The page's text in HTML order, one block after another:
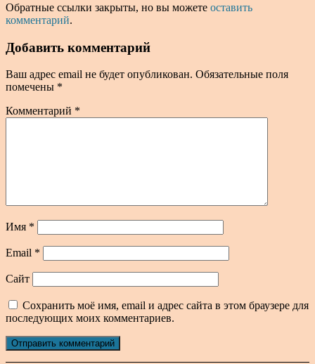
Обратные ссылки закрыты, но вы можете оставить
комментарий.
Добавить комментарий
Ваш адрес email не будет опубликован. Обязательные поля
помечены *
Комментарий *
Имя *
Email *
Сайт
Сохранить моё имя, email и адрес сайта в этом браузере для
последующих моих комментариев.